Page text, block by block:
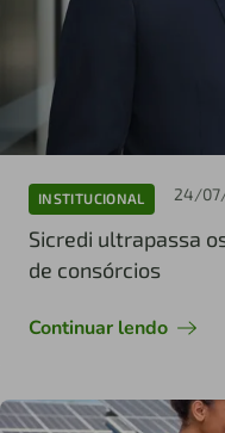
INSTITUCIONAL 24/
Sicredi ultrapassa
de consórcios
Continuar lendo